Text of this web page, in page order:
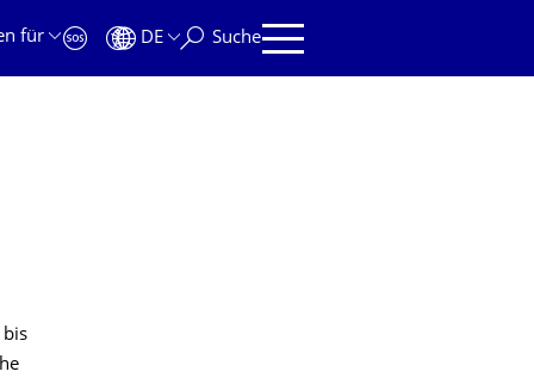
für DE Suche
bis